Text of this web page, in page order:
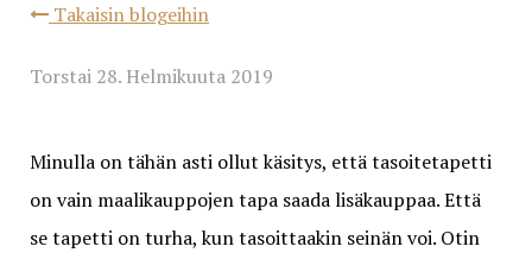
Takaisin blogeihin
Torstai 28. Helmikuuta 2019
Minulla on tähän asti ollut käsitys, että tasoitetapetti
on vain maalikauppojen tapa saada lisäkauppaa. Että
se tapetti on turha, kun tasoittaakin seinän voi. Otin